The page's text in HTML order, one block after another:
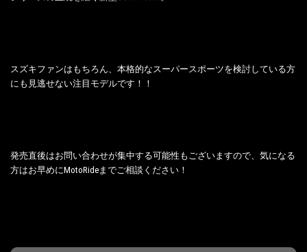
スズキファンはもちろん、本格的なスーパースポーツを検討している方
にも見逃せない注目モデルです！！
発売直後はお問い合わせが集中する可能性もございますので、気になる
方はお早めにMotoRideまでご相談ください！